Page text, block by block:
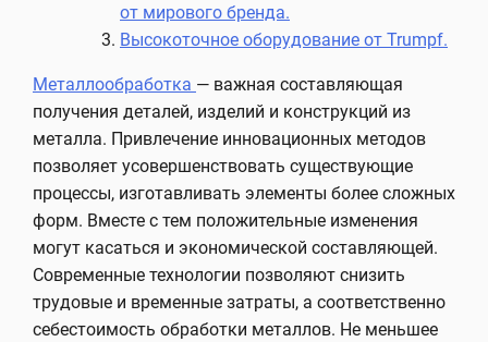
от мирового бренда.
Высокоточное оборудование от Trumpf.
Металлообработка — важная составляющая
получения деталей, изделий и конструкций из
металла. Привлечение инновационных методов
позволяет усовершенствовать существующие
процессы, изготавливать элементы более сложных
форм. Вместе с тем положительные изменения
могут касаться и экономической составляющей.
Современные технологии позволяют снизить
трудовые и временные затраты, а соответственно
себестоимость обработки металлов. Не меньшее